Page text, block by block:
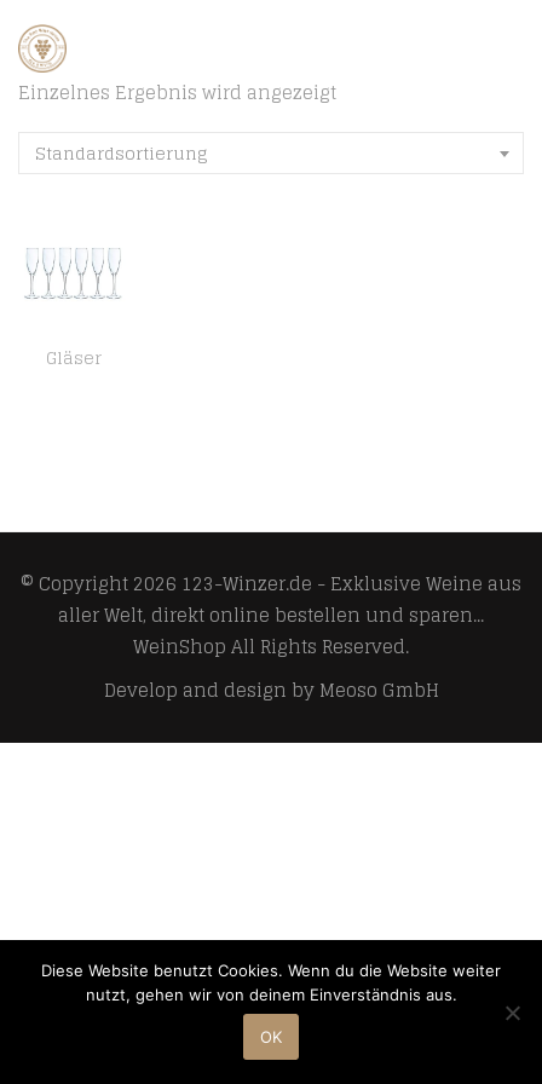
Einzelnes Ergebnis wird angezeigt
Standardsortierung
Gläser
© Copyright 2026 123-Winzer.de - Exklusive Weine aus
aller Welt, direkt online bestellen und sparen...
WeinShopAll Rights Reserved.
Develop and design byMeoso GmbH
Diese Website benutzt Cookies. Wenn du die Website weiter
nutzt, gehen wir von deinem Einverständnis aus.
OK